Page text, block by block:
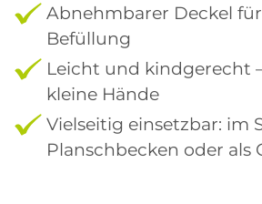
Abnehmbarer Deckel
Befüllung
Leicht und kindgerecht
kleine Hände
Vielseitig einsetzbar: im
Planschbecken oder als